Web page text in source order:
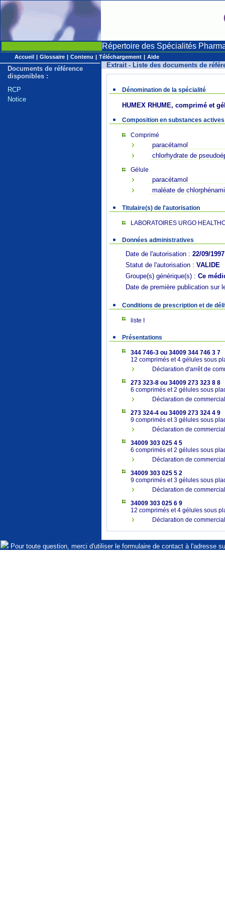
Répertoire des Spécialités
Accueil | Glossaire | Contenu | Téléchargement | Aide
Documents de référence
disponibles :
RCP
Notice
Extrait - Liste des documents de
Dénomination de la spécialité
HUMEX RHUME, comprimé et
Composition en substances actives
Comprimé
paracétamol
chlorhydrate de
Gélule
paracétamol
maléate de
Titulaire(s) de l'autorisation
LABORATOIRES URGO
Données administratives
Date de l'autorisation : 22/09/1997
Statut de l'autorisation : VALIDE
Groupe(s) générique(s) : Ce
Date de première publication sur
Conditions de prescription et de
liste I
Présentations
344 746-3 ou 34009 344 746 3 7
12 comprimés et 4 gélules sous
Déclaration d'arrêt de
273 323-8 ou 34009 273 323 8 8
6 comprimés et 2 gélules sous
Déclaration de
273 324-4 ou 34009 273 324 4 9
9 comprimés et 3 gélules sous
Déclaration de
34009 303 025 4 5
6 comprimés et 2 gélules sous
Déclaration de
34009 303 025 5 2
9 comprimés et 3 gélules sous
Déclaration de
34009 303 025 6 9
12 comprimés et 4 gélules sous
Déclaration de
Pour toute question, merci d'utiliser le formulaire de contact à l'adresse